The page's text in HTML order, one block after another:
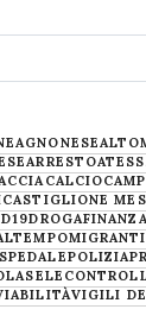
AGNONESE
ARRESTO
CALCIO
CASTIGLIONE
DROGA
MIGRANTI
POLIZIA
VIGILI